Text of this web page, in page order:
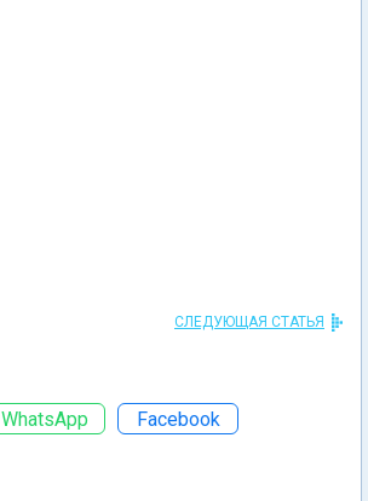
СЛЕДУЮЩАЯ СТАТЬЯ
WhatsApp Facebook